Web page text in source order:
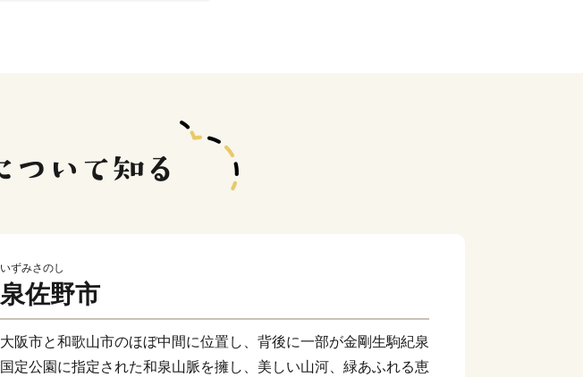
いずみさのし
泉佐野市
大阪市と和歌山市のほぼ中間に位置し、背後に一部が金剛生駒紀泉
国定公園に指定された和泉山脈を擁し、美しい山河、緑あふれる恵